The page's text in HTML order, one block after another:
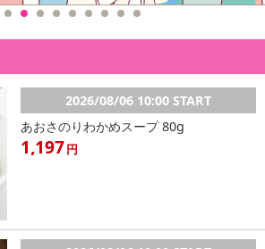
2026/08/06 10:00 START
あおさのりわかめスープ 80g
1,197円